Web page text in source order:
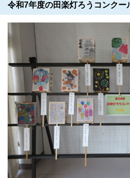
令和7年度の田楽灯ろうコンクー